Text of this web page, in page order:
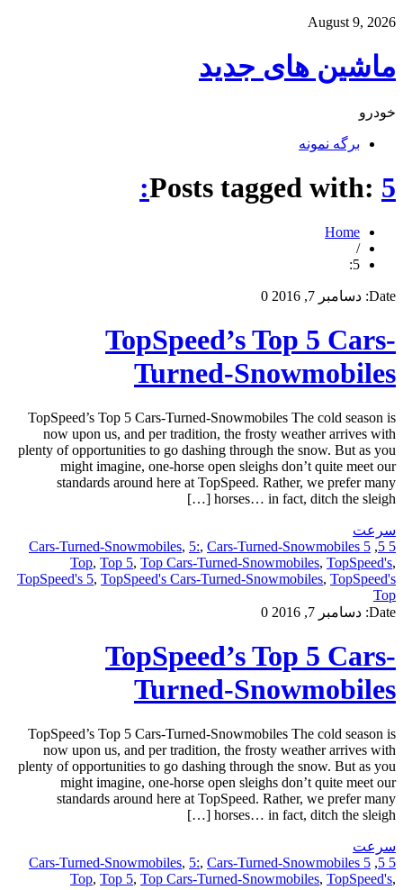
August 9, 2026
ماشین های جدید
خودرو
برگه نمونه
Posts tagged with: 5:
Home
/
5:
Date: دسامبر 7, 2016 0
TopSpeed’s Top 5 Cars-
Turned-Snowmobiles
TopSpeed’s Top 5 Cars-Turned-Snowmobiles The cold season is
now upon us, and per tradition, the frosty weather arrives with
plenty of opportunities to go dashing through the snow. But as you
might imagine, one-horse open sleighs don’t quite meet our
standards around here at TopSpeed. Rather, we prefer many
horses… in fact, ditch the sleigh […]
سرعت
5 5
,
5 Cars-Turned-Snowmobiles
, 5:, Cars-Turned-Snowmobiles
Top, Top 5, Top Cars-Turned-Snowmobiles, TopSpeed's,
TopSpeed's 5, TopSpeed's Cars-Turned-Snowmobiles, TopSpeed's
Top
Date: دسامبر 7, 2016 0
TopSpeed’s Top 5 Cars-
Turned-Snowmobiles
TopSpeed’s Top 5 Cars-Turned-Snowmobiles The cold season is
now upon us, and per tradition, the frosty weather arrives with
plenty of opportunities to go dashing through the snow. But as you
might imagine, one-horse open sleighs don’t quite meet our
standards around here at TopSpeed. Rather, we prefer many
horses… in fact, ditch the sleigh […]
سرعت
5 5
,
5 Cars-Turned-Snowmobiles
, 5:, Cars-Turned-Snowmobiles
Top, Top 5, Top Cars-Turned-Snowmobiles, TopSpeed's,